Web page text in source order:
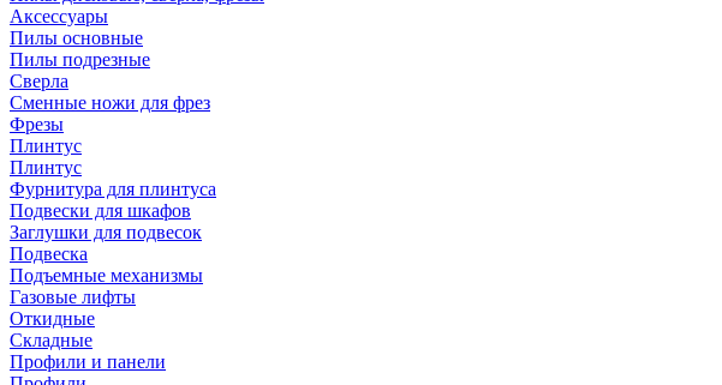
Аксессуары
Пилы основные
Пилы подрезные
Сверла
Сменные ножи для фрез
Фрезы
Плинтус
Плинтус
Фурнитура для плинтуса
Подвески для шкафов
Заглушки для подвесок
Подвеска
Подъемные механизмы
Газовые лифты
Откидные
Складные
Профили и панели